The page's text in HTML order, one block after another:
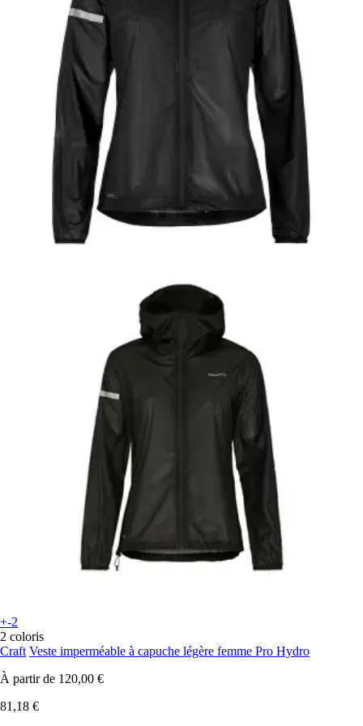
+-2
2 coloris
Craft Veste imperméable à capuche légère femme Pro Hydro
À partir de 120,00 €
81,18 €